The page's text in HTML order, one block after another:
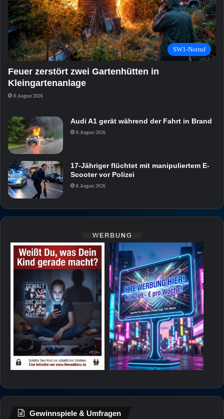
SW1-Notruf
Feuer zerstört zwei Gartenhütten in
Kleingartenanlage
8. August 2026
Audi A1 gerät während der Fahrt in Brand
8. August 2026
17-Jähriger flüchtet mit manipuliertem E-
Scooter vor Polizei
8. August 2026
Gewinnspiele & Umfragen